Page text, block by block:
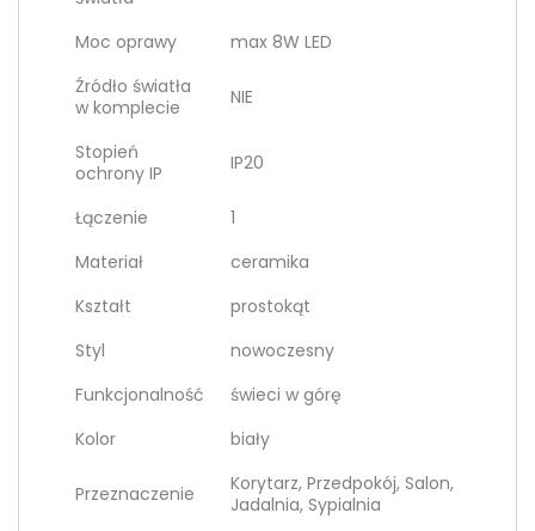
Moc oprawy
max 8W LED
Źródło światła
w komplecie
NIE
Stopień
ochrony IP
IP20
Łączenie
1
Materiał
ceramika
Kształt
prostokąt
Styl
nowoczesny
Funkcjonalność
świeci w górę
Kolor
biały
Przeznaczenie
Korytarz, Przedpokój, Salon,
Jadalnia, Sypialnia